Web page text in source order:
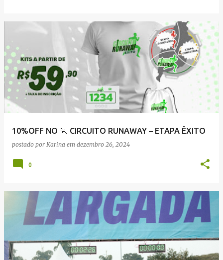
10%OFF NO 🏃 CIRCUITO RUNAWAY – ETAPA ÊXITO
postado por Karina em dezembro 26, 2024
0